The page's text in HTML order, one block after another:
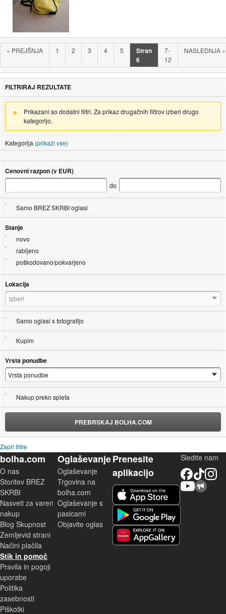
« PREJŠNJA 1 2 3 4 5
Stran
6
7-
12
NASLEDNJA »
FILTRIRAJ REZULTATE
Prikazani so dodatni filtri. Za prikaz drugačnih filtrov izberi drugo
kategorijo.
Kategorija (prikaži vse)
Cenovni razpon (v EUR)
do
Samo BREZ SKRBI oglasi
Stanje
novo
rabljeno
poškodovano/pokvarjeno
Lokacija
Izberi
Samo oglasi s fotografijo
Kupim
Vrsta ponudbe
Nakup preko spleta
PREBRSKAJ BOLHA.COM
Zapri filtre
bolha.com
O nas
Storitev BREZ
SKRBI
Nasveti za varen
nakup
Blog Skupnost
Zemljevid strani
Načini plačila
Stik in pomoč
Pravila in pogoji
uporabe
Politika
zasebnosti
Piškotki
Oglaševanje
Oglaševanje
Trgovina na
bolha.com
Oglaševanje s
pasicami
Objavite oglas
Prenesite
aplikacijo
Sledite nam